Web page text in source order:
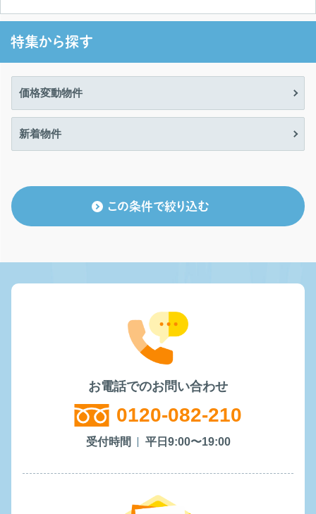
特集から探す
価格変動物件
新着物件
この条件で絞り込む
お電話でのお問い合わせ
0120-082-210
受付時間 平日9:00〜19:00